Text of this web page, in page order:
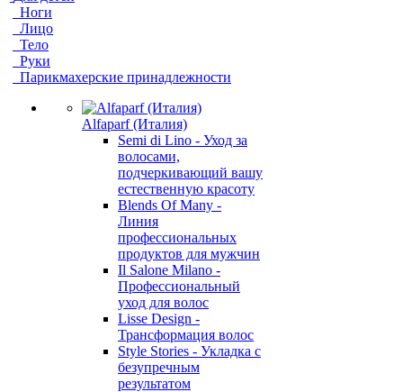
Ноги
Лицо
Тело
Руки
Парикмахерские принадлежности
Alfaparf (Италия)
Semi di Lino - Уход за
волосами,
подчеркивающий вашу
естественную красоту
Blends Of Many -
Линия
профессиональных
продуктов для мужчин
Il Salone Milano -
Профессиональный
уход для волос
Lisse Design -
Трансформация волос
Style Stories - Укладка с
безупречным
результатом